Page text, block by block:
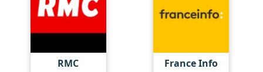
RMC France Info